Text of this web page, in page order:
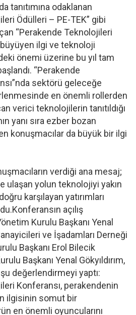
tanıtımına odaklanan
Ödülleri – PE-TEK” gibi
“Perakende Teknolojileri
ilgi ve teknoloji
önemi üzerine bu yıl tam
“Perakende
sektörü geleceğe
en önemli rollerden
verici teknolojilerin tanıtıldığı
yanı sıra ezber bozan
konuşmacılar da büyük bir ilgi
verdiği ana mesaj;
ulaşan yolun teknolojiyi yakın
karşılayan yatırımları
açılış
Kurulu Başkanı Yenal
ve İşadamları Derneği
Başkanı Erol Bilecik
Başkanı Yenal Gökyıldırım,
şu değerlendirmeyi yaptı:
Konferansı, perakendenin
ilgisinin somut bir
en önemli oyuncularını